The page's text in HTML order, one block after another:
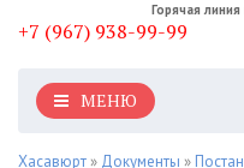
Горячая
+7 (967) 938-99-99
МЕНЮ
Хасавюрт » Документы »